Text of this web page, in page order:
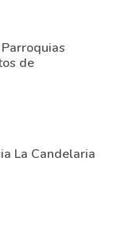
de
La Candelaria